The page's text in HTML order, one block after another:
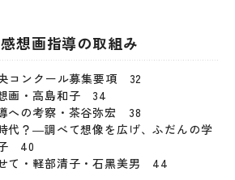
画指導の取組み
コンクール募集要項 32
画・高島和子 34
への考察・茶谷弥宏 38
代？―調べて想像を広げ、ふだんの学
40
て・軽部清子・石黑美男 44